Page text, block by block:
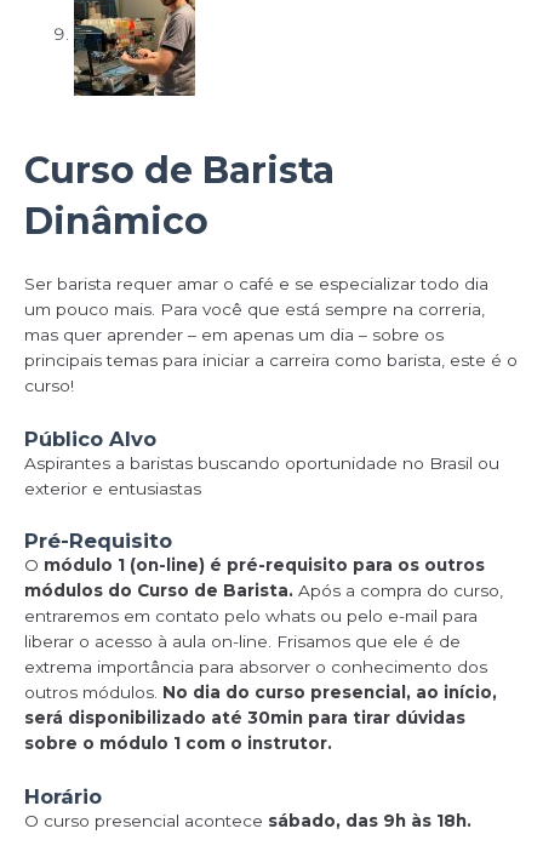
Curso de Barista
Dinâmico
Ser barista requer amar o café e se especializar todo dia
um pouco mais. Para você que está sempre na correria,
mas quer aprender – em apenas um dia – sobre os
principais temas para iniciar a carreira como barista, este é o
curso!
Público Alvo
Aspirantes a baristas buscando oportunidade no Brasil ou
exterior e entusiastas
Pré-Requisito
O módulo 1 (on-line) é pré-requisito para os outros
módulos do Curso de Barista. Após a compra do curso,
entraremos em contato pelo whats ou pelo e-mail para
liberar o acesso à aula on-line. Frisamos que ele é de
extrema importância para absorver o conhecimento dos
outros módulos. No dia do curso presencial, ao início,
será disponibilizado até 30min para tirar dúvidas
sobre o módulo 1 com o instrutor.
Horário
O curso presencial acontece sábado, das 9h às 18h.